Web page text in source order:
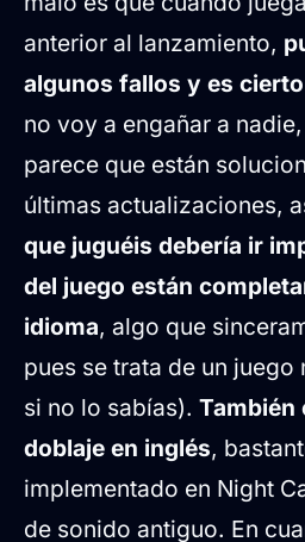
anterior al lanzamiento,
algunos fallos y es
no voy a engañar a
parece que están
últimas actualizaciones,
que juguéis debería ir
del juego están
idioma, algo que
pues se trata de un
si no lo sabías). También
doblaje en inglés,
implementado en Night
de sonido antiguo. En